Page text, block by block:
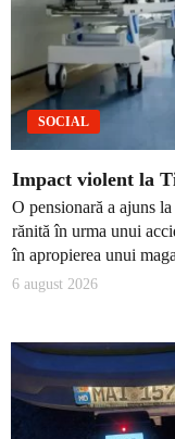
SOCIAL
Impact violent la
O pensionară a ajuns
rănită în urma unui
în apropierea unui
6 august 2026